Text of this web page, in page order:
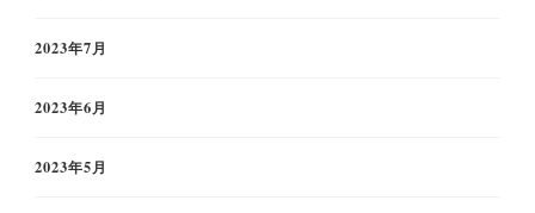
2023年7月
2023年6月
2023年5月